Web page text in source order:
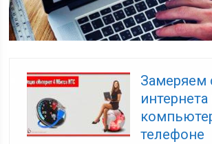
Замеряем
интернета
телефоне